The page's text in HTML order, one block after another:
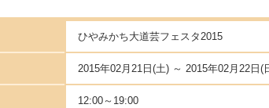
ひやみかち大道芸フェスタ2015
2015年02月21日(土) ～ 2015年02月22日(
12:00～19:00